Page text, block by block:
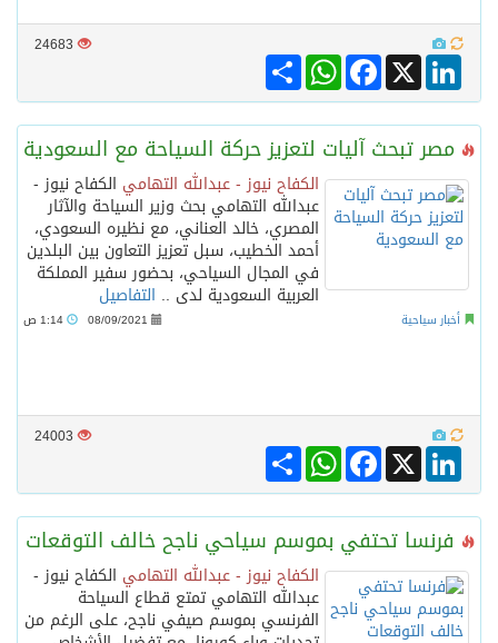
24683
Share
WhatsAppFacebook X
LinkedIn
مصر تبحث آليات لتعزيز حركة السياحة مع السعودية
الكفاح نيوز - عبدالله التهامي الكفاح نيوز -
عبدالله التهامي بحث وزير السياحة والآثار
المصري، خالد العناني، مع نظيره السعودي،
أحمد الخطيب، سبل تعزيز التعاون بين البلدين
في المجال السياحي، بحضور سفير المملكة
العربية السعودية لدى .. التفاصيل
أخبار سياحية 08/09/2021
24003
Share
WhatsAppFacebook X
LinkedIn
فرنسا تحتفي بموسم سياحي ناجح خالف التوقعات
الكفاح نيوز - عبدالله التهامي الكفاح نيوز -
عبدالله التهامي تمتع قطاع السياحة
الفرنسي بموسم صيفي ناجح، على الرغم من